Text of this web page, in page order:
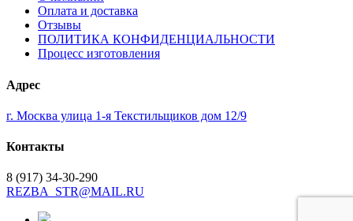
Оплата и доставка
Отзывы
ПОЛИТИКА КОНФИДЕНЦИАЛЬНОСТИ
Процесс изготовления
Адрес
г. Москва улица 1-я Текстильщиков дом 12/9
Контакты
8 (917) 34-30-290
REZBA_STR@MAIL.RU